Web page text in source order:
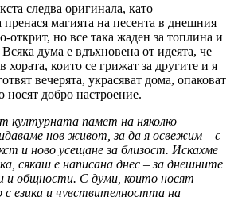
следва оригинала, като
магията на песента в днешния
открит, но все така жаден за топлина и
дума е вдъхновена от идеята, че
хората, които се грижат за другите и я
вечерята, украсяват дома, опаковат
добро настроение.
културната памет на няколко
нов живот, за да я освежим – с
и ново усещане за близост. Искахме
сякаш е написана днес – за днешните
и общности. С думи, които носят
с езика и чувствителността на